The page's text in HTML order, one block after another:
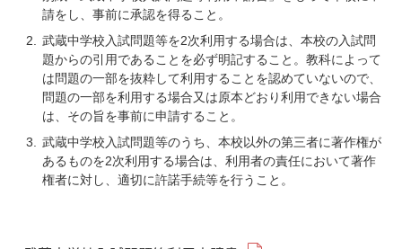
請をし、事前に承認を得ること。
武蔵中学校入試問題等を2次利用する場合は、本校の入試問
題からの引用であることを必ず明記すること。教科によって
は問題の一部を抜粋して利用することを認めていないので、
問題の一部を利用する場合又は原本どおり利用できない場合
は、その旨を事前に申請すること。
武蔵中学校入試問題等のうち、本校以外の第三者に著作権が
あるものを2次利用する場合は、利用者の責任において著作
権者に対し、適切に許諾手続等を行うこと。